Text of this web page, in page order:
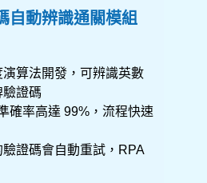
算法開發，可辨識英數
確率高達 99%，流程快速
證碼會自動重試，RPA